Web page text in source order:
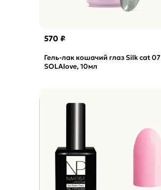
570 ₽
Гель-лак кошачий глаз Silk cat 07
SOLAlove, 10мл